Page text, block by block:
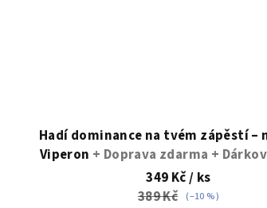
Hadí dominance na tvém zápěstí –
Viperon + Doprava zdarma +
zdarma
349 Kč/ ks
389 Kč (–10 %)